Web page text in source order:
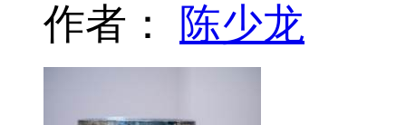
作者： 陈少龙